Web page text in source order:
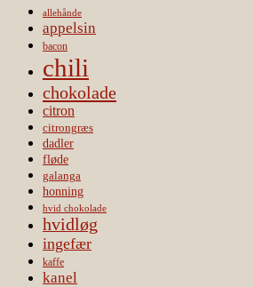
allehånde
appelsin
bacon
chili
chokolade
citron
citrongræs
dadler
fløde
galanga
honning
hvid chokolade
hvidløg
ingefær
kaffe
kanel